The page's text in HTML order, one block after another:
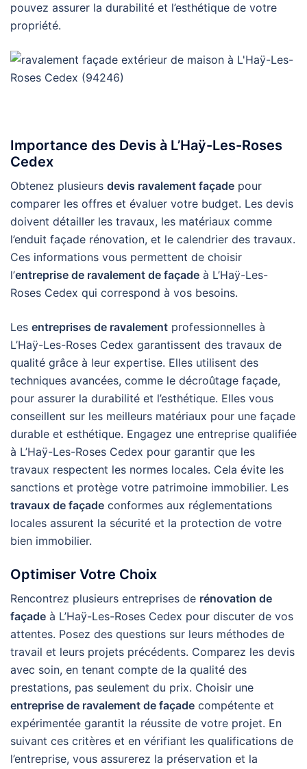
pouvez assurer la durabilité et l’esthétique de votre
propriété.
Importance des Devis à L’Haÿ-Les-Roses
Cedex
Obtenez plusieurs devis ravalement façade pour
comparer les offres et évaluer votre budget. Les devis
doivent détailler les travaux, les matériaux comme
l’enduit façade rénovation, et le calendrier des travaux.
Ces informations vous permettent de choisir
l’entreprise de ravalement de façade à L’Haÿ-Les-
Roses Cedex qui correspond à vos besoins.
Les entreprises de ravalement professionnelles à
L’Haÿ-Les-Roses Cedex garantissent des travaux de
qualité grâce à leur expertise. Elles utilisent des
techniques avancées, comme le décroûtage façade,
pour assurer la durabilité et l’esthétique. Elles vous
conseillent sur les meilleurs matériaux pour une façade
durable et esthétique. Engagez une entreprise qualifiée
à L’Haÿ-Les-Roses Cedex pour garantir que les
travaux respectent les normes locales. Cela évite les
sanctions et protège votre patrimoine immobilier. Les
travaux de façade conformes aux réglementations
locales assurent la sécurité et la protection de votre
bien immobilier.
Optimiser Votre Choix
Rencontrez plusieurs entreprises de rénovation de
façade à L’Haÿ-Les-Roses Cedex pour discuter de vos
attentes. Posez des questions sur leurs méthodes de
travail et leurs projets précédents. Comparez les devis
avec soin, en tenant compte de la qualité des
prestations, pas seulement du prix. Choisir une
entreprise de ravalement de façade compétente et
expérimentée garantit la réussite de votre projet. En
suivant ces critères et en vérifiant les qualifications de
l’entreprise, vous assurerez la préservation et la